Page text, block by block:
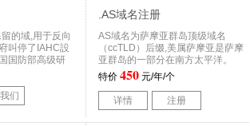
的域,用于反向
叫停了IAHC設
国防部高级研
们
.AS域名注册
AS域名为萨摩亚群岛顶级域名
（ccTLD）后缀,美属萨摩亚是萨摩
亚群岛的一部分在南方太平洋。
特价 450 元/年/个
详情 注册